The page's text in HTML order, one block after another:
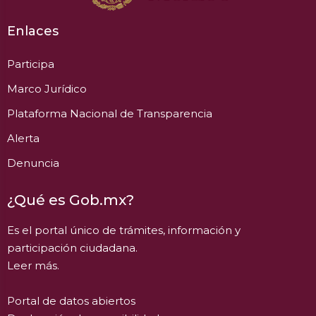
Enlaces
Participa
Marco Jurídico
Plataforma Nacional de Transparencia
Alerta
Denuncia
¿Qué es Gob.mx?
Es el portal único de trámites, información y
participación ciudadana.
Leer más.
Portal de datos abiertos